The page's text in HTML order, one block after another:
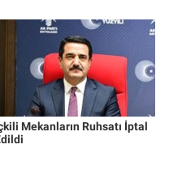
Mekanların Ruhsatı İptal